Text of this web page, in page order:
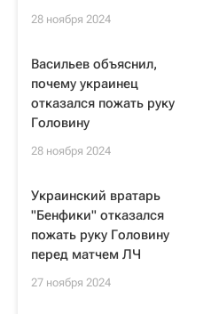
28 ноября 2024
Васильев объяснил,
почему украинец
отказался пожать руку
Головину
28 ноября 2024
Украинский вратарь
"Бенфики" отказался
пожать руку Головину
перед матчем ЛЧ
27 ноября 2024